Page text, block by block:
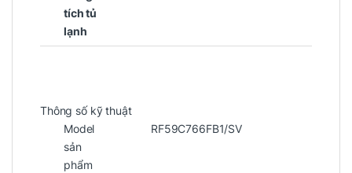
tích tủ
lạnh
Thông số kỹ thuật
Model
sản
phẩm
RF59C766FB1/SV